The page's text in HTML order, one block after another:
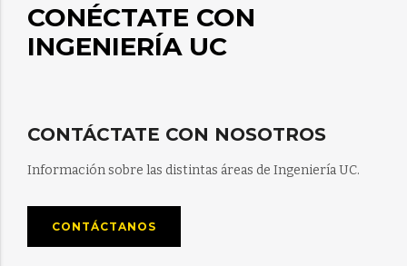
CONÉCTATE CON
INGENIERÍA UC
CONTÁCTATE CON NOSOTROS
Información sobre las distintas áreas de Ingeniería UC.
CONTÁCTANOS